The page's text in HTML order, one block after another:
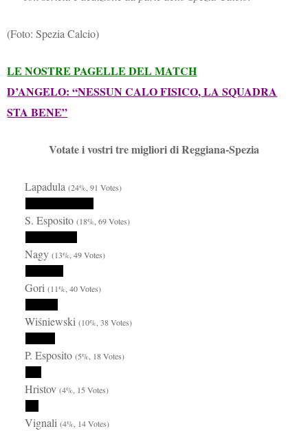
(Foto: Spezia Calcio)
LE NOSTRE PAGELLE DEL MATCH
D’ANGELO: “NESSUN CALO FISICO, LA SQUADRA
STA BENE”
Votate i vostri tre migliori di Reggiana-Spezia
Lapadula(24%, 91 Votes)
S. Esposito(18%, 69 Votes)
Nagy(13%, 49 Votes)
Gori(11%, 40 Votes)
Wiśniewski(10%, 38 Votes)
P. Esposito(5%, 18 Votes)
Hristov(4%, 15 Votes)
Vignali(4%, 14 Votes)